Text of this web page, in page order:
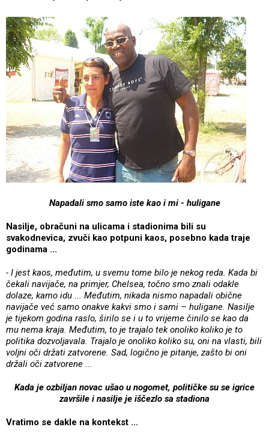
Napadali smo samo iste kao i mi - huligane
Nasilje, obračuni na ulicama i stadionima bili su
svakodnevica, zvuči kao potpuni kaos, posebno kada traje
godinama ...
- I jest kaos, međutim, u svemu tome bilo je nekog reda. Kada bi
čekali navijače, na primjer, Chelsea, točno smo znali odakle
dolaze, kamo idu ... Međutim, nikada nismo napadali obične
navijače već samo onakve kakvi smo i sami – huligane. Nasilje
je tijekom godina raslo, širilo se i u to vrijeme činilo se kao da
mu nema kraja. Međutim, to je trajalo tek onoliko koliko je to
politika dozvoljavala. Trajalo je onoliko koliko su, oni na vlasti, bili
voljni oči držati zatvorene. Sad, logično je pitanje, zašto bi oni
držali oči zatvorene ...
Kada je ozbiljan novac ušao u nogomet, političke su se igrice
završile i nasilje je iščezlo sa stadiona
Vratimo se dakle na kontekst ...